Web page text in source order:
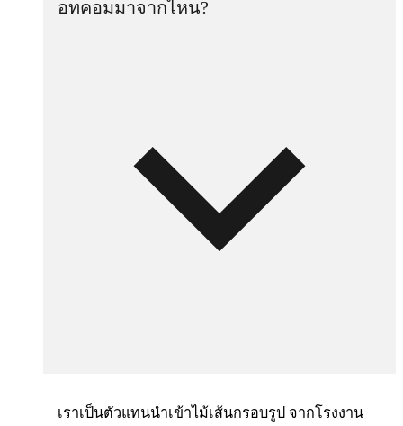
อทคอมมาจากไหน?
เราเป็นตัวแทนนำเข้าไม้เส้นกรอบรูป จากโรงงาน